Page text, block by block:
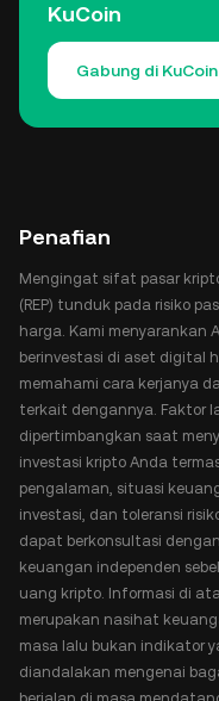
KuCoin
Gabung di KuCoin
Penafian
Mengingat sifat pasar
(REP) tunduk pada risiko
harga. Kami menyarankan
berinvestasi di aset digital
memahami cara kerjanya
terkait dengannya. Faktor
dipertimbangkan saat
investasi kripto Anda
pengalaman, situasi
investasi, dan toleransi
dapat berkonsultasi
keuangan independen
uang kripto. Informasi di
merupakan nasihat
masa lalu bukan indikator
diandalakan mengenai